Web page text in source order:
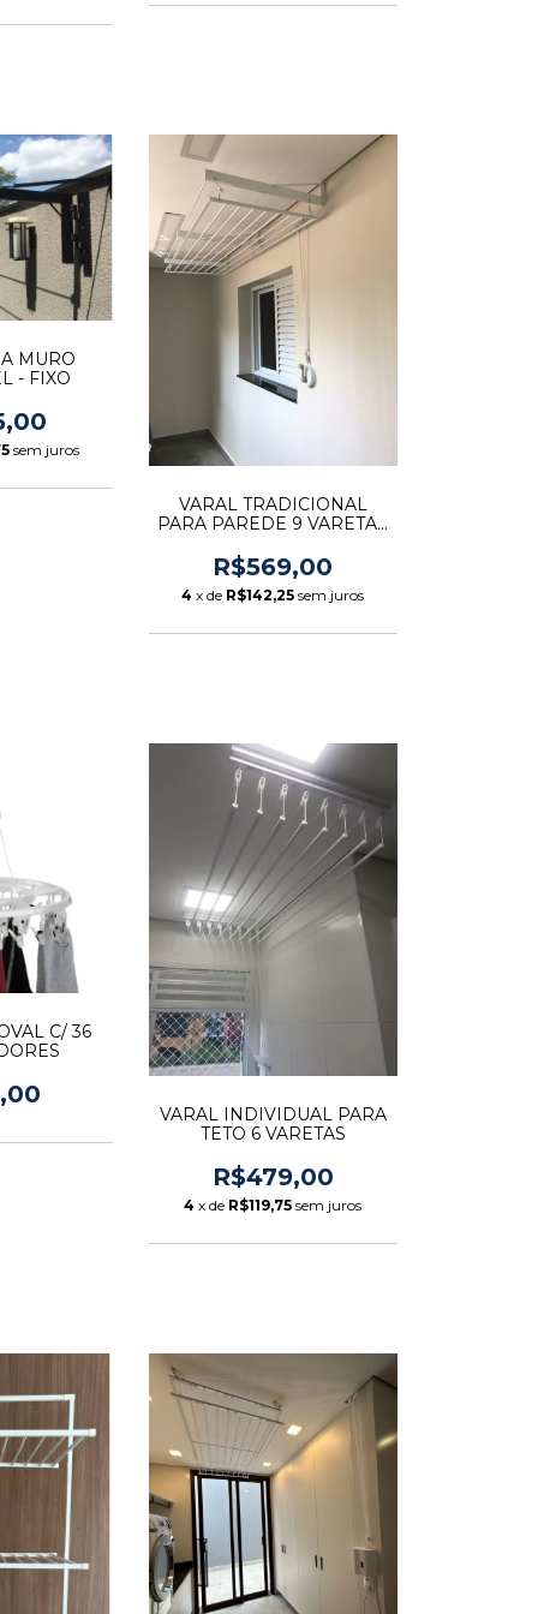
MURO
- FIXO
sem juros
VARAL TRADICIONAL
PARA PAREDE 9 VARETAS
R$569,00
4 x de R$142,25 sem juros
C/ 36
VARAL INDIVIDUAL PARA
TETO 6 VARETAS
R$479,00
4 x de R$119,75 sem juros